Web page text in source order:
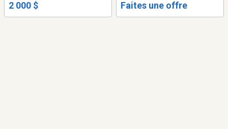
2 000 $ Faites une offre